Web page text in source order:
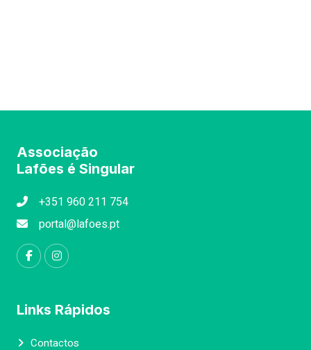
Associação
Lafões é Singular
+351 960 211 754
portal@lafoes.pt
Links Rápidos
Contactos